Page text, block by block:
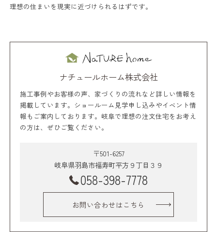
理想の住まいを現実に近づけられるはずです。
ナチュールホーム株式会社
施工事例やお客様の声、家づくりの流れなど詳しい情報を
掲載しています。ショールーム見学申し込みやイベント情
報もご案内しております。岐阜で理想の注文住宅をお考え
の方は、ぜひご覧ください。
〒501-6257
岐阜県羽島市福寿町平方９丁目３９
058-398-7778
お問い合わせはこちら